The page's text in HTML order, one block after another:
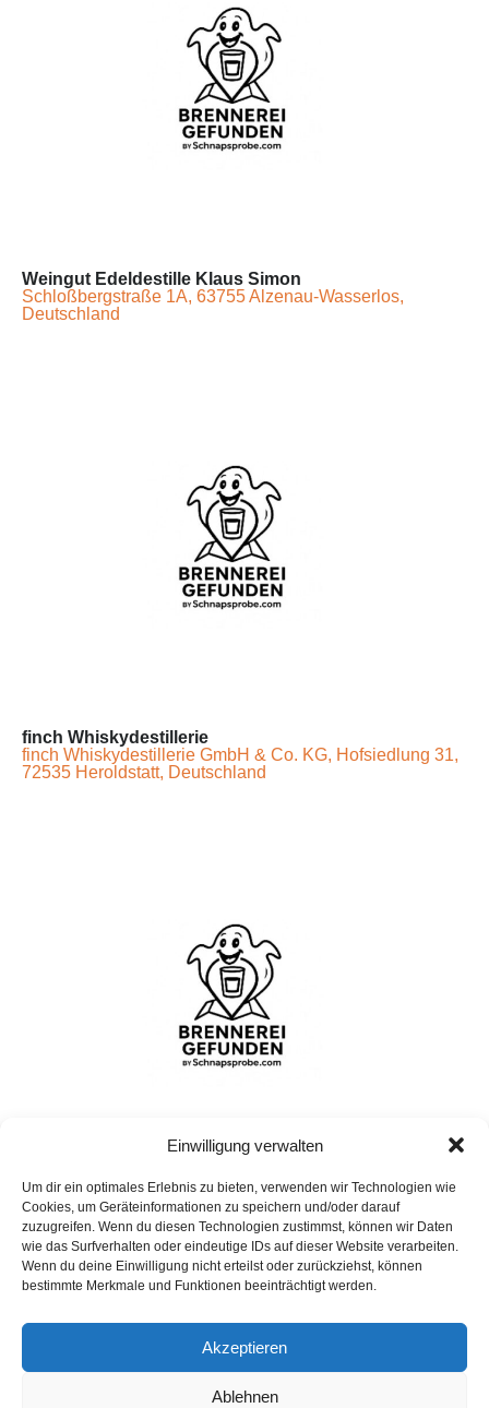
Einwilligung verwalten
Um dir ein optimales Erlebnis zu bieten, verwenden wir Technologien wie
Cookies, um Geräteinformationen zu speichern und/oder darauf
zuzugreifen. Wenn du diesen Technologien zustimmst, können wir Daten
wie das Surfverhalten oder eindeutige IDs auf dieser Website verarbeiten.
Wenn du deine Einwilligung nicht erteilst oder zurückziehst, können
bestimmte Merkmale und Funktionen beeinträchtigt werden.
Akzeptieren
Ablehnen
Weingut Edeldestille Klaus Simon
Schloßbergstraße 1A, 63755 Alzenau-Wasserlos,
Deutschland
finch Whiskydestillerie
finch Whiskydestillerie GmbH & Co. KG, Hofsiedlung 31,
72535 Heroldstatt, Deutschland
Bohrshof
Bohrshof, Bohrhof, 54298 Welschbillig, Deutschland